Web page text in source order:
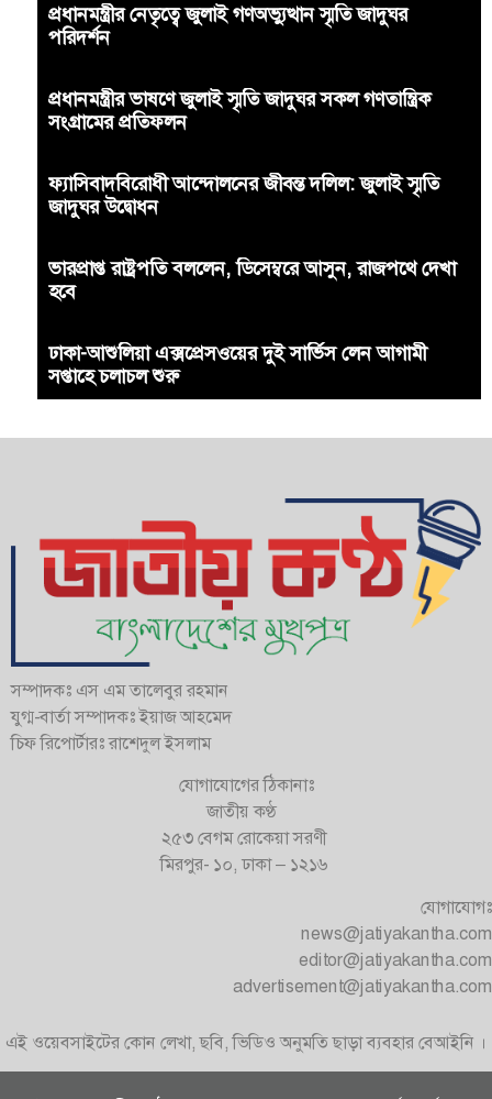
প্রধানমন্ত্রীর নেতৃত্বে জুলাই গণঅভ্যুত্থান স্মৃতি জাদুঘর
পরিদর্শন
প্রধানমন্ত্রীর ভাষণে জুলাই স্মৃতি জাদুঘর সকল গণতান্ত্রিক
সংগ্রামের প্রতিফলন
ফ্যাসিবাদবিরোধী আন্দোলনের জীবন্ত দলিল: জুলাই স্মৃতি
জাদুঘর উদ্বোধন
ভারপ্রাপ্ত রাষ্ট্রপতি বললেন, ডিসেম্বরে আসুন, রাজপথে দেখা
হবে
ঢাকা-আশুলিয়া এক্সপ্রেসওয়ের দুই সার্ভিস লেন আগামী
সপ্তাহে চলাচল শুরু
সম্পাদকঃ এস এম তালেবুর রহমান
যুগ্ম-বার্তা সম্পাদকঃ ইয়াজ আহমেদ
চিফ রিপোর্টারঃ রাশেদুল ইসলাম
যোগাযোগের ঠিকানাঃ
জাতীয় কণ্ঠ
২৫৩ বেগম রোকেয়া সরণী
মিরপুর- ১০, ঢাকা – ১২১৬
যোগাযোগঃ
news@jatiyakantha.com
editor@jatiyakantha.com
advertisement@jatiyakantha.com
এই ওয়েবসাইটের কোন লেখা, ছবি, ভিডিও অনুমতি ছাড়া ব্যবহার বেআইনি ।